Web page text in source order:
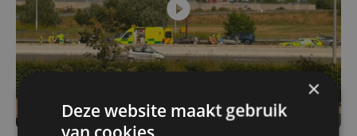
×
Deze website maakt gebruik